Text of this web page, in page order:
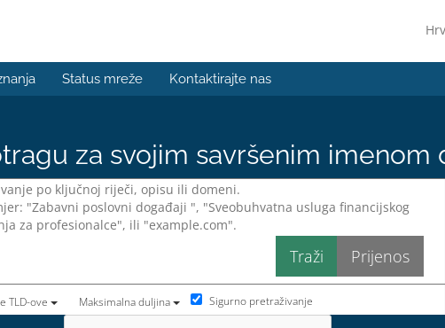
Status mreže Kontaktirajte nas
za svojim savršenim imenom
TLD-ove Maksimalna duljina Sigurno pretraživanje